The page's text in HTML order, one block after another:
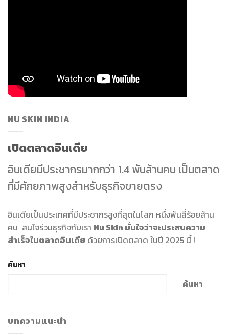
NU SKIN INDIA
เปิดตลาดอินเดีย
อินเดียมีประชากรมากกว่า 1.4 พันล้านคน เป็นตลาด
ที่มีศักยภาพสูงสำหรับธุรกิจขายตรง
อินเดียเป็นประเทศที่มีประชากรสูงที่สุดในโลก หนึ่งพันสี่ร้อยล้าน
คน สนใจร่วมธุรกิจกับเรา Nu Skin มั่นใจว่าจะประสบความ
สำเร็จในตลาดอินเดีย ด้วยการเปิดตลาด ในปี 2025 นี้ !
ค้นหา
ค้นหา
บทความแนะนำ